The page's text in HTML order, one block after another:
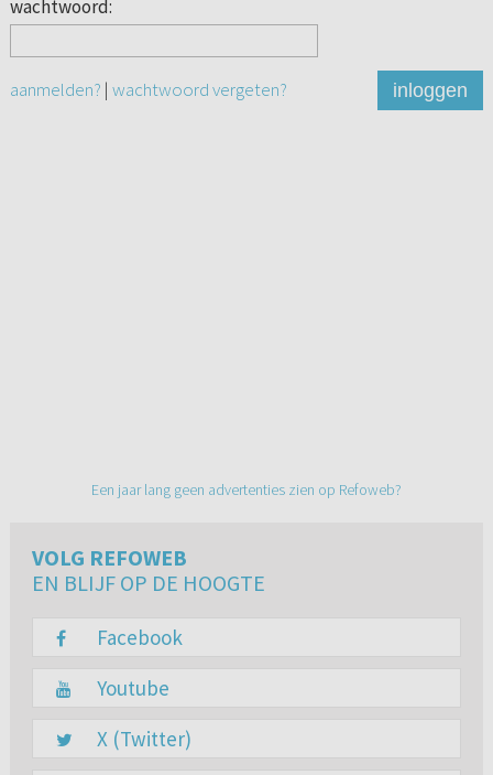
wachtwoord:
aanmelden? | wachtwoord vergeten? inloggen
Een jaar lang geen advertenties zien op Refoweb?
VOLG REFOWEB
EN BLIJF OP DE HOOGTE
Facebook
Youtube
X (Twitter)